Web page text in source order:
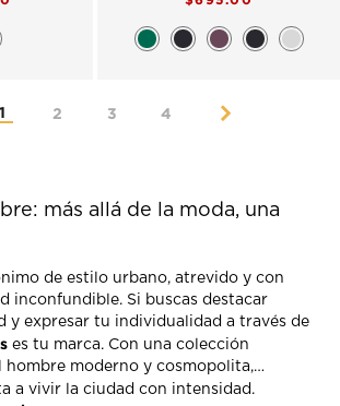
1 2 3 4
más allá de la moda, una
de estilo urbano, atrevido y con
inconfundible. Si buscas destacar
y expresar tu individualidad a través de
es tu marca. Con una colección
hombre moderno y cosmopolita,
a vivir la ciudad con intensidad.